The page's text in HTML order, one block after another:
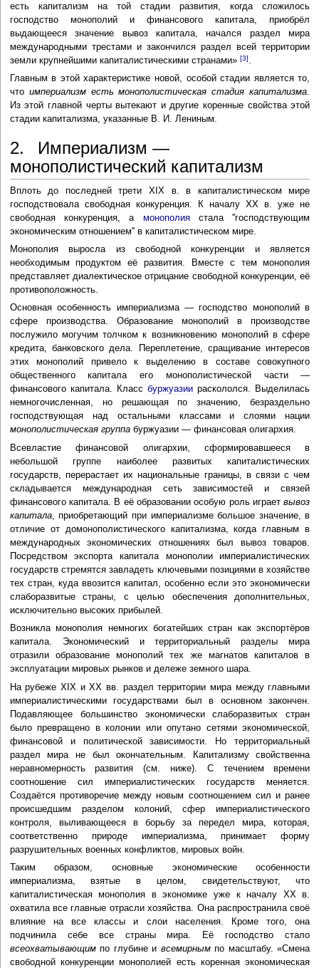
есть капитализм на той стадии развития, когда сложилось
господство монополий и финансового капитала, приобрёл
выдающееся значение вывоз капитала, начался раздел мира
международными трестами и закончился раздел всей территории
земли крупнейшими капиталистическими странами» [3]
Главным в этой характеристике новой, особой стадии является то,
что империализм есть монополистическая стадия капитализма.
Из этой главной черты вытекают и другие коренные свойства этой
стадии капитализма, указанные В. И. Лениным.
2. Империализм —
монополистический капитализм
Вплоть до последней трети XIX в. в капиталистическом мире
господствовала свободная конкуренция. К началу XX в. уже не
свободная конкуренция, а монополиястала ''господствующим
экономическим отношением'' в капиталистическом мире.
Монополия выросла из свободной конкуренции и является
необходимым продуктом её развития. Вместе с тем монополия
представляет диалектическое отрицание свободной конкуренции, её
противоположность.
Основная особенность империализма — господство монополий в
сфере производства. Образование монополий в производстве
послужило могучим толчком к возникновению монополий в сфере
кредита, банковского дела. Переплетение, сращивание интересов
этих монополий привело к выделению в составе совокупного
общественного капитала его монополистической части —
финансового капитала. Классбуржуазии раскололся. Выделилась
немногочисленная, но решающая по значению, безраздельно
господствующая над остальными классами и слоями нации
монополистическая группабуржуазии — финансовая олигархия.
Всевластие финансовой олигархии, сформировавшееся в
небольшой группе наиболее развитых капиталистических
государств, перерастает их национальные границы, в связи с чем
складывается международная сеть зависимостей и связей
финансового капитала. В её образовании особую роль играетвывоз
капитала, приобретающий при империализме большое значение, в
отличие от домонополистического капитализма, когда главным в
международных экономических отношениях был вывоз товаров.
Посредством экспорта капитала монополии империалистических
государств стремятся завладеть ключевыми позициями в хозяйстве
тех стран, куда ввозится капитал, особенно если это экономически
слаборазвитые страны, с целью обеспечения дополнительных,
исключительно высоких прибылей.
Возникла монополия немногих богатейших стран как экспортёров
капитала. Экономический и территориальный разделы мира
отразили образование монополий тех же магнатов капиталов в
эксплуатации мировых рынков и дележе земного шара.
На рубеже XIX и XX вв. раздел территории мира между главными
империалистическими государствами был в основном закончен.
Подавляющее большинство экономически слаборазвитых стран
было превращено в колонии или опутано сетями экономической,
финансовой и политической зависимости. Но территориальный
раздел мира не был окончательным. Капитализму свойственна
неравномерность развития (см. ниже). С течением времени
соотношение сил империалистических государств меняется.
Создаётся противоречие между новым соотношением сил и ранее
происшедшим разделом колоний, сфер империалистического
контроля, выливающееся в борьбу за передел мира, которая,
соответственно природе империализма, принимает форму
разрушительных военных конфликтов, мировых войн.
Таким образом, основные экономические особенности
империализма, взятые в целом, свидетельствуют, что
капиталистическая монополия в экономике уже к началу XX в.
охватила все главные отрасли хозяйства. Она распространила своё
влияние на все классы и слои населения. Кроме того, она
подчинила себе все страны мира. Её господство стало
всеохватывающимпо глубине и всемирнымпо масштабу. «Смена
свободной конкуренции монополией есть коренная экономическая